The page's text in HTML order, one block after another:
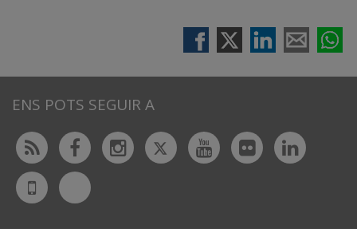
ENS POTS SEGUIR A
Rss FacebookInstagram
TwitterYoutubeFlickr
UdL
App
Bluesky